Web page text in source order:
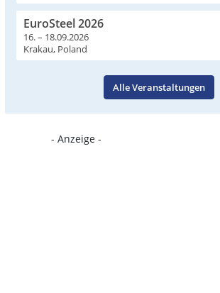
EuroSteel 2026
16. – 18.09.2026
Krakau, Poland
Alle Veranstaltungen
- Anzeige -